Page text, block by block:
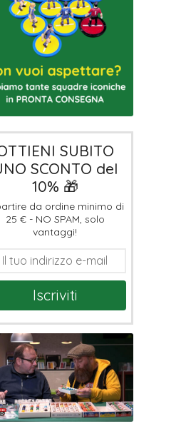
SUBITO
SCONTO del
10% 🎁
da ordine minimo di
25 € - NO SPAM, solo
vantaggi!
Iscriviti